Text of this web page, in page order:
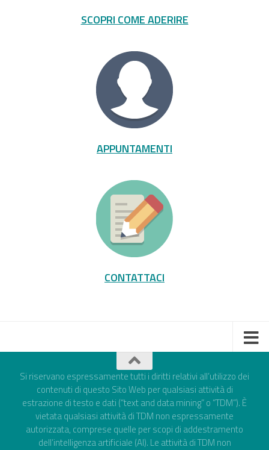
SCOPRI COME ADERIRE
APPUNTAMENTI
CONTATTACI
Si riservano espressamente tutti i diritti relativi all’utilizzo dei
contenuti di questo Sito Web per qualsiasi attività di
estrazione di testo e dati (“text and data mining” o “TDM”). È
vietata qualsiasi attività di TDM non espressamente
autorizzata, comprese quelle per scopi di addestramento
dell’intelligenza artificiale (AI). Le attività di TDM non